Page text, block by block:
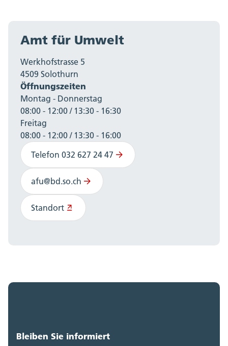
Amt für Umwelt
Werkhofstrasse 5
4509 Solothurn
Öffnungszeiten
Montag - Donnerstag
08:00 - 12:00 / 13:30 - 16:30
Freitag
08:00 - 12:00 / 13:30 - 16:00
Telefon 032 627 24 47
afu@bd.so.ch
Standort
Bleiben Sie informiert